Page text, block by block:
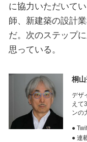
に協力いただいて
師、新建築の設計
だ。次のステップ
思っている。
桐
デザ
えて
ンの
●
● 連